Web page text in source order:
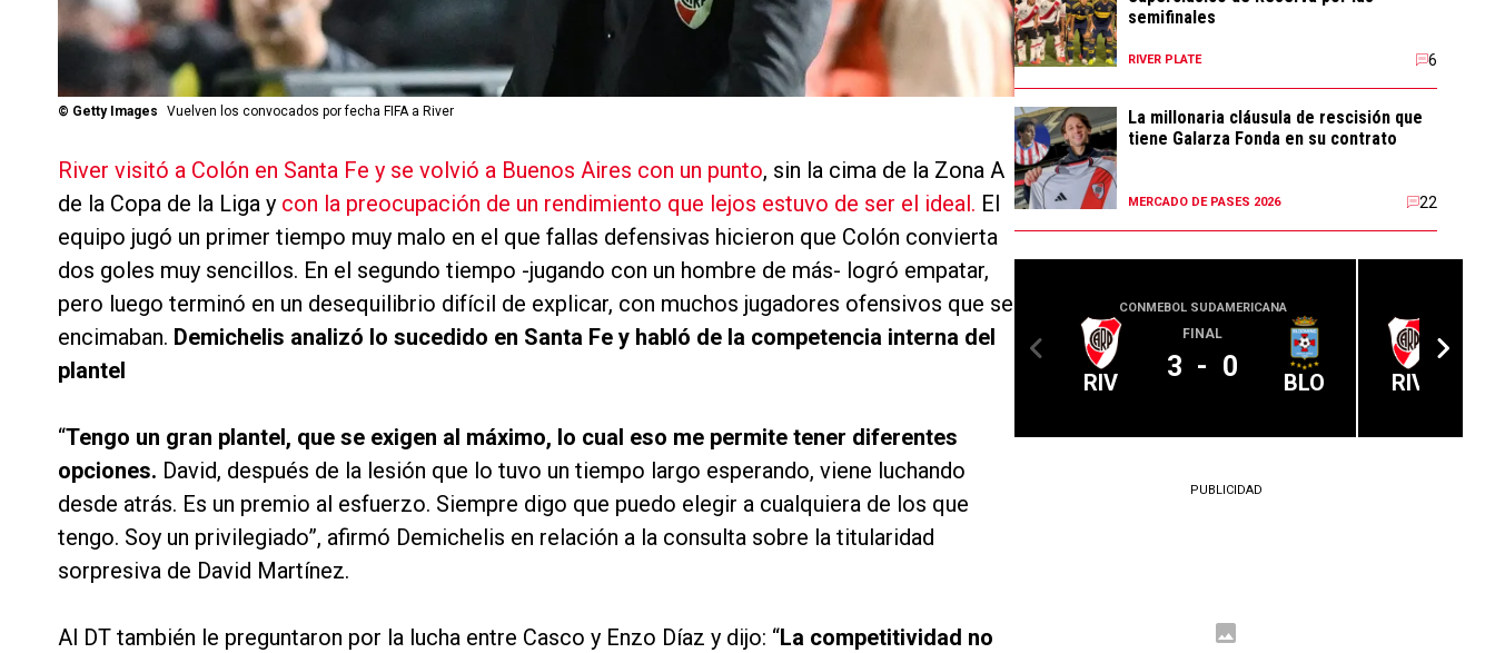
© Getty Images Vuelven los convocados por fecha FIFA a River
River visitó a Colón en Santa Fe y se volvió a Buenos Aires con un punto, sin la cima de la Zona A
de la Copa de la Liga y con la preocupación de un rendimiento que lejos estuvo de ser el ideal. El
equipo jugó un primer tiempo muy malo en el que fallas defensivas hicieron que Colón convierta
dos goles muy sencillos. En el segundo tiempo -jugando con un hombre de más- logró empatar,
pero luego terminó en un desequilibrio difícil de explicar, con muchos jugadores ofensivos que se
encimaban. Demichelis analizó lo sucedido en Santa Fe y habló de la competencia interna del
plantel
“Tengo un gran plantel, que se exigen al máximo, lo cual eso me permite tener diferentes
opciones. David, después de la lesión que lo tuvo un tiempo largo esperando, viene luchando
desde atrás. Es un premio al esfuerzo. Siempre digo que puedo elegir a cualquiera de los que
tengo. Soy un privilegiado”, afirmó Demichelis en relación a la consulta sobre la titularidad
sorpresiva de David Martínez.
Al DT también le preguntaron por la lucha entre Casco y Enzo Díaz y dijo: “La competitividad no
semifinales
RIVER PLATE 6
La millonaria cláusula de rescisión que
tiene Galarza Fonda en su contrato
MERCADO DE PASES 2026 22
CONMEBOL SUDAMERICANA
RIV
FINAL
3 - 0 BLO RIV
PUBLICIDAD